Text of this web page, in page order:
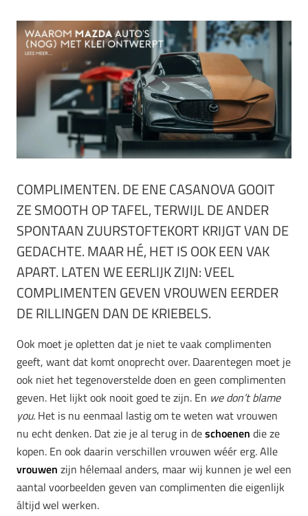
COMPLIMENTEN. DE ENE CASANOVA GOOIT
ZE SMOOTH OP TAFEL, TERWIJL DEANDER
SPONTAAN ZUURSTOFTEKORT KRIJGT VAN DE
GEDACHTE. MAAR HÉ, HET IS OOK EEN VAK
APART. LATEN WE EERLIJK ZIJN: VEEL
COMPLIMENTEN GEVEN VROUWEN EERDER
DE RILLINGEN DAN DE KRIEBELS.
Ook moet je opletten dat je niet te vaak complimenten
geeft, want dat komt onoprecht over. Daarentegen moet je
ook niet het tegenoverstelde doen en geen complimenten
geven. Het lijkt ook nooit goed te zijn. En we don’t blame
you. Het is nu eenmaal lastig om te weten wat vrouwen
nu echt denken. Dat zie je al terug in deschoenen die ze
kopen. En ook daarin verschillen vrouwen wéér erg.Alle
vrouwen zijn hélemaal anders, maar wij kunnen je wel een
aantal voorbeelden geven van complimenten die eigenlijk
áltijd wel werken.